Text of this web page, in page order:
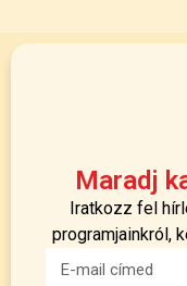
Maradj
Iratkozz fel
programjainkról,